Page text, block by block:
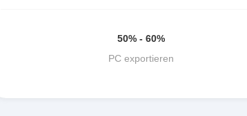
50% - 60%
PC exportieren